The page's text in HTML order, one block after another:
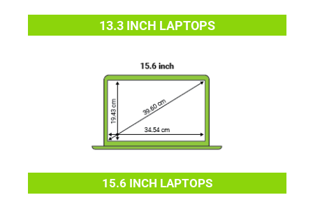
13.3 INCH LAPTOPS
15.6 INCH LAPTOPS